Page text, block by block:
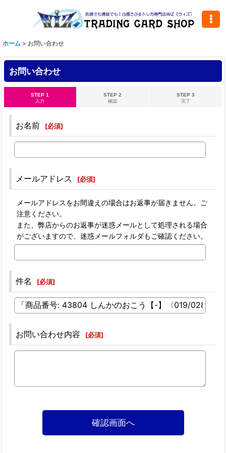
ホーム > お問い合わせ
お問い合わせ
STEP 1
入力
STEP 2
確認
STEP 3
完了
お名前 [必須]
メールアドレス [必須]
メールアドレスをお間違えの場合はお返事が届きません。ご
注意ください。
また、弊店からのお返事が迷惑メールとして処理される場合
がございますので、迷惑メールフォルダもご確認ください。
件名 [必須]
お問い合わせ内容 [必須]
確認画面へ